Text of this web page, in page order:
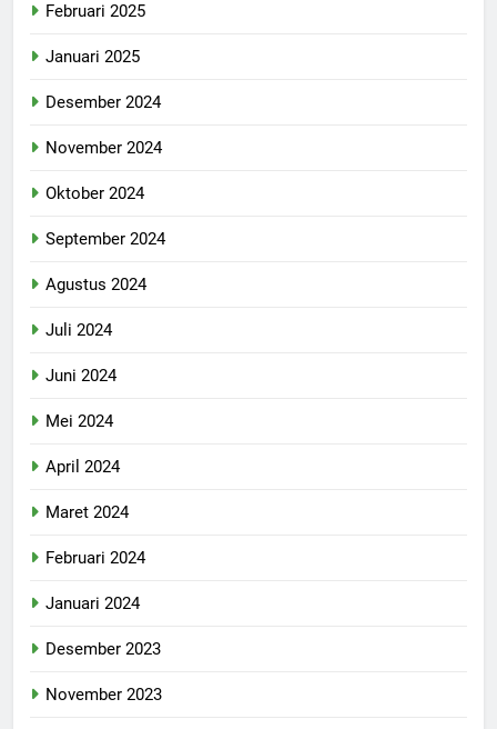
Februari 2025
Januari 2025
Desember 2024
November 2024
Oktober 2024
September 2024
Agustus 2024
Juli 2024
Juni 2024
Mei 2024
April 2024
Maret 2024
Februari 2024
Januari 2024
Desember 2023
November 2023